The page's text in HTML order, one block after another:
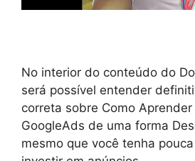
No interior do conteúdo do
será possível entender
correta sobre Como
GoogleAds de uma forma
mesmo que você tenha